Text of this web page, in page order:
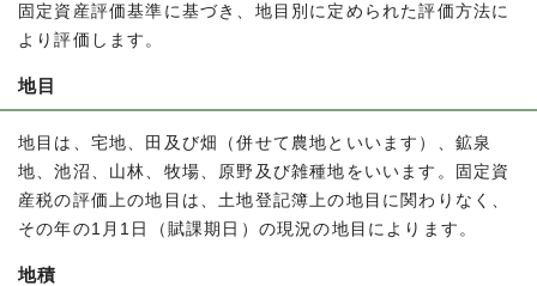
固定資産評価基準に基づき、地目別に定められた評価方法に
より評価します。
地目
地目は、宅地、田及び畑（併せて農地といいます）、鉱泉
地、池沼、山林、牧場、原野及び雑種地をいいます。固定資
産税の評価上の地目は、土地登記簿上の地目に関わりなく、
その年の1月1日（賦課期日）の現況の地目によります。
地積